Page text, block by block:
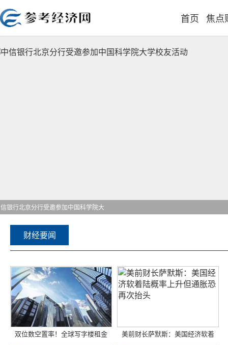
首页 焦点
担任独家投资顾问 助力
财经要闻
双位数空置率！全球写字楼租金 美前财长萨默斯：美国经济软着